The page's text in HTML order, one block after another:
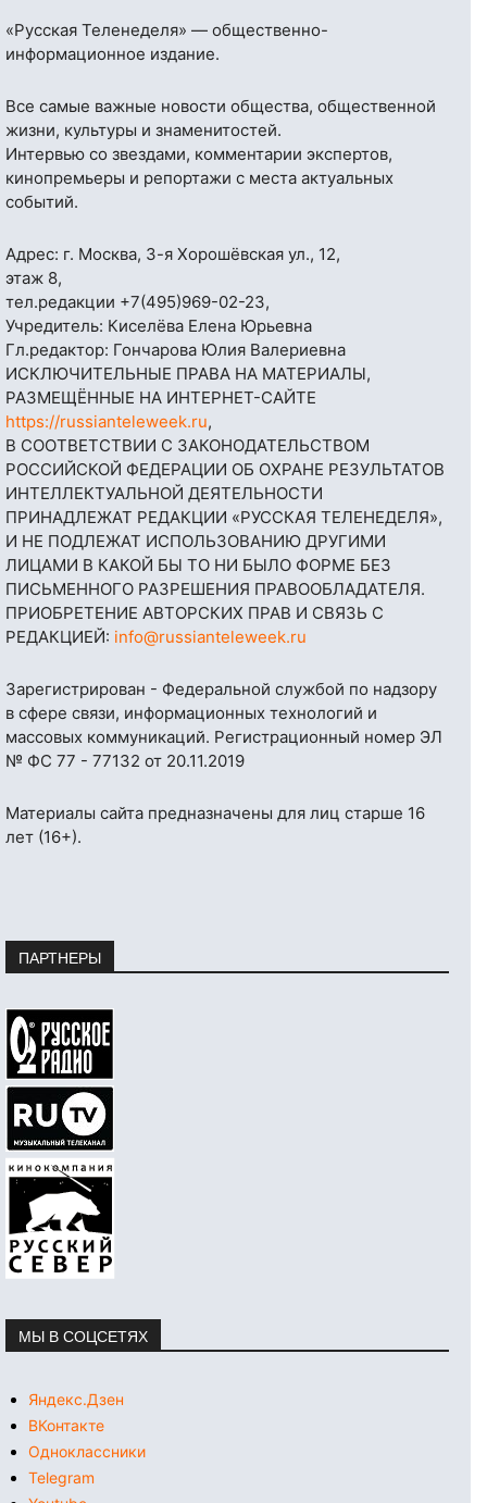
«Русская Теленеделя» — общественно-
информационное издание.
Все самые важные новости общества, общественной
жизни, культуры и знаменитостей.
Интервью со звездами, комментарии экспертов,
кинопремьеры и репортажи с места актуальных
событий.
Адрес: г. Москва, 3-я Хорошёвская ул., 12,
этаж 8,
тел.редакции +7(495)969-02-23,
Учредитель: Киселёва Елена Юрьевна
Гл.редактор: Гончарова Юлия Валериевна
ИСКЛЮЧИТЕЛЬНЫЕ ПРАВА НА МАТЕРИАЛЫ,
РАЗМЕЩЁННЫЕ НА ИНТЕРНЕТ-САЙТЕ
https://russianteleweek.ru,
В СООТВЕТСТВИИ С ЗАКОНОДАТЕЛЬСТВОМ
РОССИЙСКОЙ ФЕДЕРАЦИИ ОБ ОХРАНЕ РЕЗУЛЬТАТОВ
ИНТЕЛЛЕКТУАЛЬНОЙ ДЕЯТЕЛЬНОСТИ
ПРИНАДЛЕЖАТ РЕДАКЦИИ «РУССКАЯ ТЕЛЕНЕДЕЛЯ»,
И НЕ ПОДЛЕЖАТ ИСПОЛЬЗОВАНИЮ ДРУГИМИ
ЛИЦАМИ В КАКОЙ БЫ ТО НИ БЫЛО ФОРМЕ БЕЗ
ПИСЬМЕННОГО РАЗРЕШЕНИЯ ПРАВООБЛАДАТЕЛЯ.
ПРИОБРЕТЕНИЕ АВТОРСКИХ ПРАВ И СВЯЗЬ С
РЕДАКЦИЕЙ: info@russianteleweek.ru
Зарегистрирован - Федеральной службой по надзору
в сфере связи, информационных технологий и
массовых коммуникаций. Регистрационный номер ЭЛ
№ ФС 77 - 77132 от 20.11.2019
Материалы сайта предназначены для лиц старше 16
лет (16+).
ПАРТНЕРЫ
МЫ В СОЦСЕТЯХ
Яндекс.Дзен
ВКонтакте
Одноклассники
Telegram